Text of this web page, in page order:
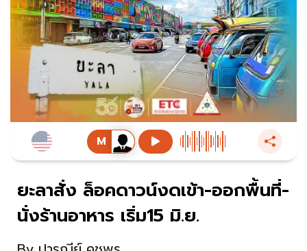
ยะลาสั่ง ล็อคดาวน์งดเข้า-ออกพื้นที่-
นั่งร้านอาหาร เริ่ม15 มิ.ย.